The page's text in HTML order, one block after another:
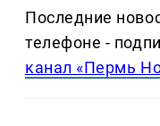
Последние
телефоне -
канал «Пермь